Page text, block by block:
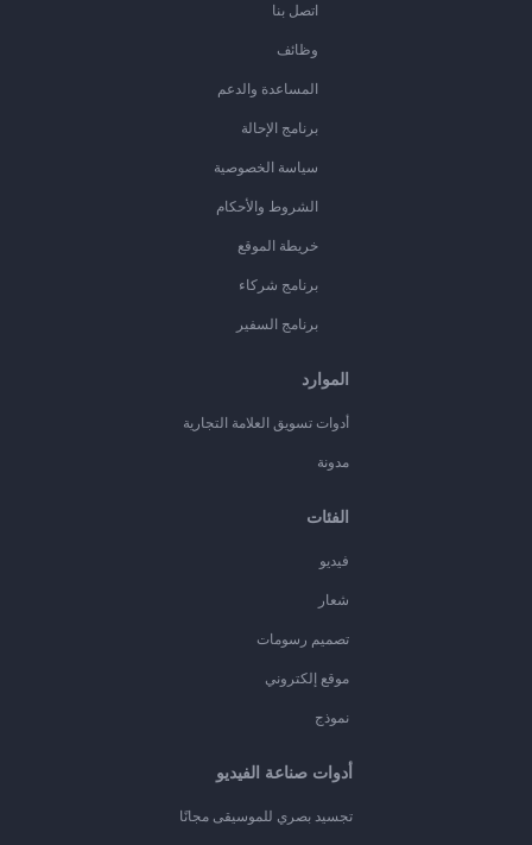
اتصل بنا
وظائف
المساعدة والدعم
برنامج الإحالة
سياسة الخصوصية
الشروط والأحكام
خريطة الموقع
برنامج شركاء
برنامج السفير
الموارد
أدوات تسويق العلامة التجارية
مدونة
الفئات
فيديو
شعار
تصميم رسومات
موقع إلكتروني
نموذج
أدوات صناعة الفيديو
تجسيد بصري للموسيقى مجانًا